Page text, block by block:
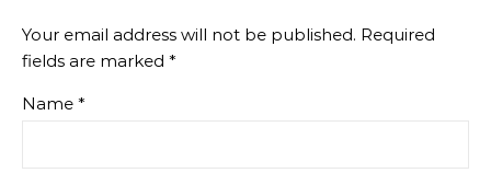
Your email address will not be published. Required
fields are marked *
Name *